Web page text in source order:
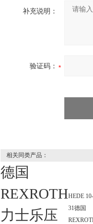
补充说明：
验证码：
相关同类产品：
德国
REXROTH
力士乐压
HEDE 10-
31德国